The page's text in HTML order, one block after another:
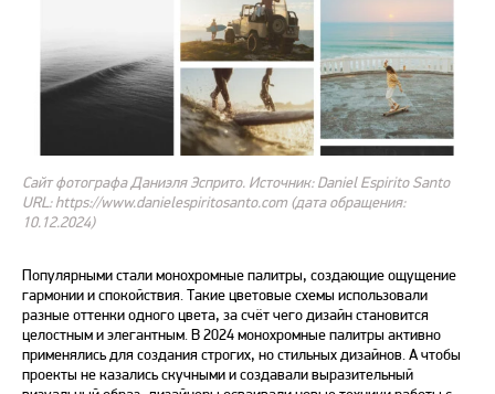
Сайт фотографа Даниэля Эсприто. Источник: Daniel Espirito Santo
URL: https://www.danielespiritosanto.com (дата обращения:
10.12.2024)
Популярными стали монохромные палитры, создающие ощущение
гармонии и спокойствия. Такиецветовыесхемы использовали
разные оттенки одного цвета, за счёт чего дизайнстановится
целостным и элегантным. В2024монохромные палитры активно
применялись для создания строгих, но стильных дизайнов. А чтобы
проекты не казались скучными и создавали выразительный